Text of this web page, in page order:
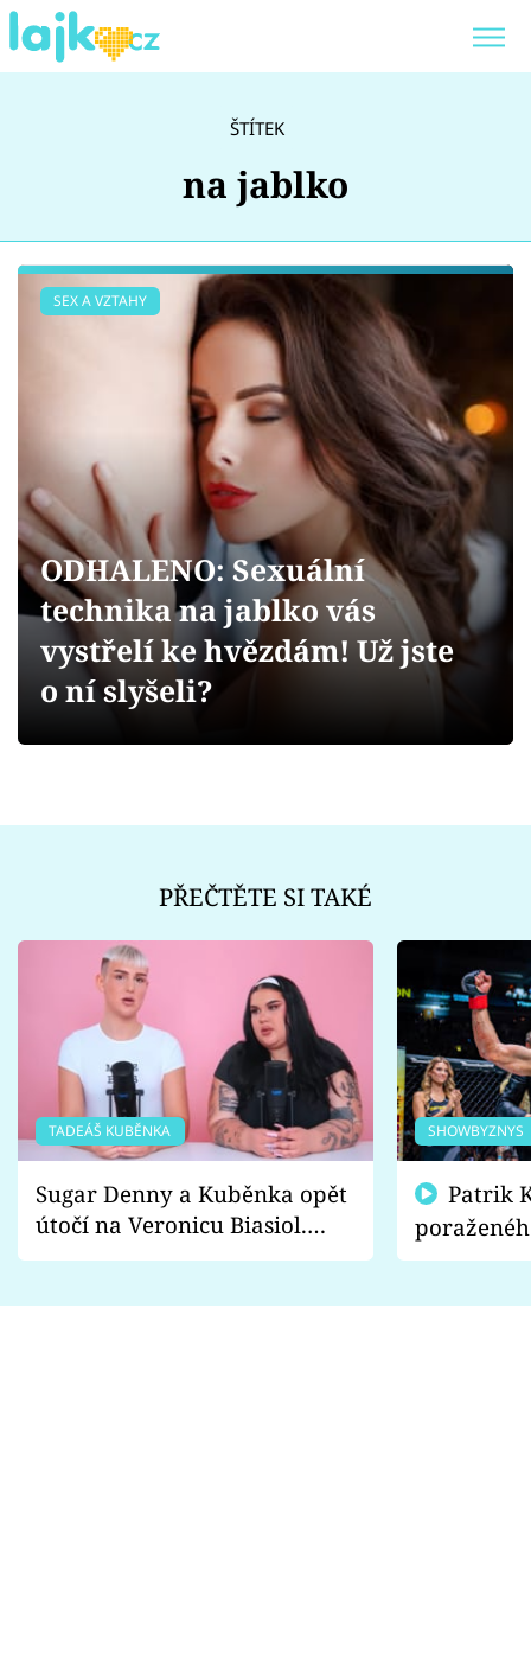
Témata
Virály
Sex a vztahy
Videa
Sledujte prima+
ŠTÍTEK
na jablko
SEX A VZTAHY
ODHALENO: Sexuální
technika na jablko vás
vystřelí ke hvězdám! Už jste
o ní slyšeli?
PŘEČTĚTE SI TAKÉ
TADEÁŠ KUBĚNKA
Sugar Denny a Kuběnka opět
útočí na Veronicu Biasiol.
Proč je podle nich falešná a
SHOWBYZNYS
fanoušci